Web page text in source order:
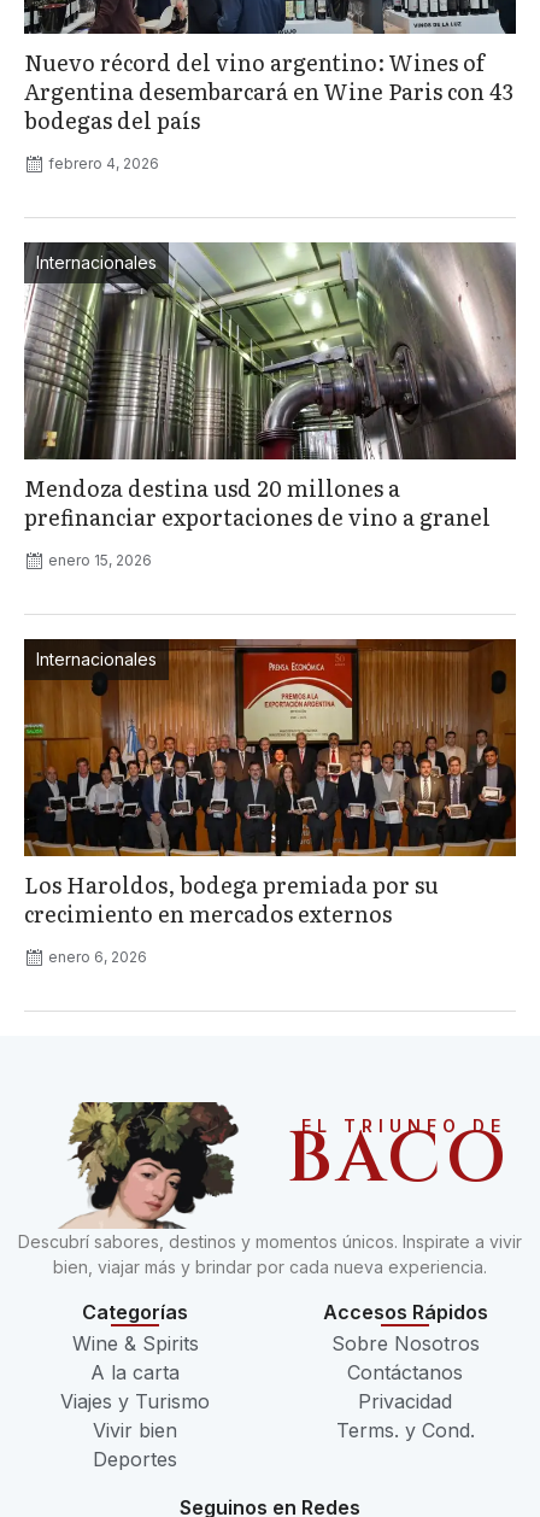
Nuevo récord del vino argentino: Wines of
Argentina desembarcará en Wine Paris con 43
bodegas del país
febrero 4, 2026
Internacionales
Mendoza destina usd 20 millones a
prefinanciar exportaciones de vino a granel
enero 15, 2026
Internacionales
Los Haroldos, bodega premiada por su
crecimiento en mercados externos
enero 6, 2026
EL TRIUNFO DE
BACO
Descubrí sabores, destinos y momentos únicos. Inspirate a vivir
bien, viajar más y brindar por cada nueva experiencia.
Categorías
Wine & Spirits
A la carta
Viajes y Turismo
Vivir bien
Deportes
Accesos Rápidos
Sobre Nosotros
Contáctanos
Privacidad
Terms. y Cond.
Seguinos en Redes